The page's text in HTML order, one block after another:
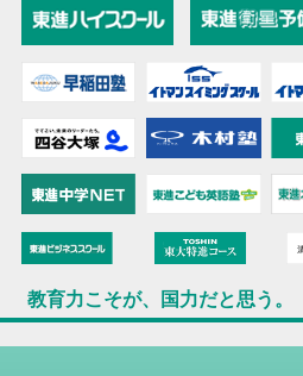
教育力こそが、国力だと思う。